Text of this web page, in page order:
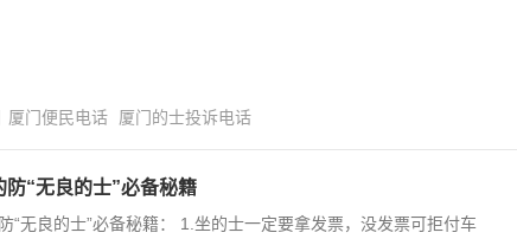
厦门便民电话 厦门的士投诉电话
防“无良的士”必备秘籍
“无良的士”必备秘籍： 1.坐的士一定要拿发票，没发票可拒付车